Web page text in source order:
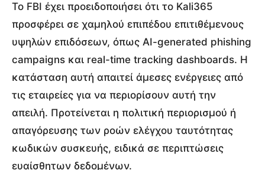
Το FBI έχει προειδοποιήσει ότι το Kali365
προσφέρει σε χαμηλού επιπέδου επιτιθέμενους
υψηλών επιδόσεων, όπως AI-generated phishing
campaigns και real-time tracking dashboards. Η
κατάσταση αυτή απαιτεί άμεσες ενέργειες από
τις εταιρείες για να περιορίσουν αυτή την
απειλή. Προτείνεται η πολιτική περιορισμού ή
απαγόρευσης των ροών ελέγχου ταυτότητας
κωδικών συσκευής, ειδικά σε περιπτώσεις
ευαίσθητων δεδομένων.